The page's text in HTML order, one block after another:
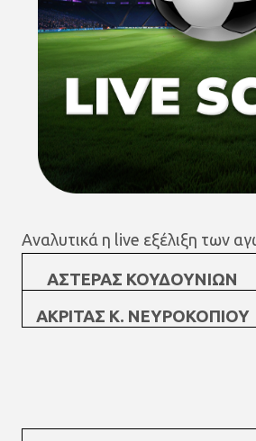
Αναλυτικά η live εξέλιξη των
AΣΤΕΡΑΣ ΚΟΥΔΟΥΝΙΩΝ
ΑΚΡΙΤΑΣ Κ. ΝΕΥΡΟΚΟΠΙΟΥ